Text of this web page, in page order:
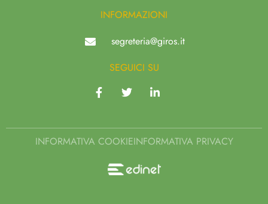
INFORMAZIONI
segreteria@giros.it
SEGUICI SU
INFORMATIVA COOKIEINFORMATIVA PRIVACY